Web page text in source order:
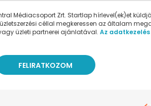
Médiacsoport Zrt. Startlap hírlevel(ek)et
céllal megkeressen az általam
üzleti partnerei ajánlatával. Az adatkezelés